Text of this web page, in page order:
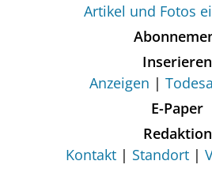
Artikel und Fotos
Inserieren
Anzeigen
E-Paper
Redaktion
Kontakt
Standort